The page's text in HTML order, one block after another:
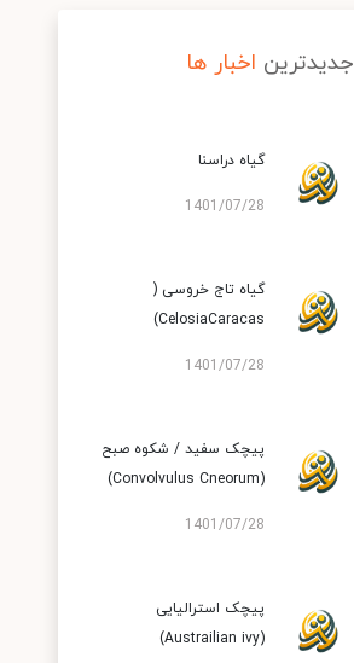
جدیدترین اخبار ها
گیاه دراسنا
1401/07/28
گیاه تاج خروسی (
CelosiaCaracas)
1401/07/28
پیچک سفید / شکوه صبح
(Convolvulus Cneorum)
1401/07/28
پیچک استرالیایی
(Austrailian ivy)